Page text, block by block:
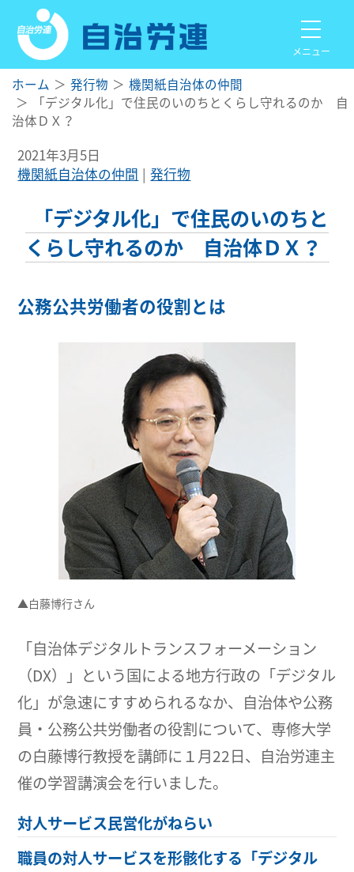
メニュー
ホーム 発行物
機関紙自治体の仲間
「デジタル化」で住民のいのちとくらし守れるのか 自
治体ＤＸ？
2021年3月5日
機関紙自治体の仲間
発行物
「デジタル化」で住民のいのちと
くらし守れるのか 自治体ＤＸ？
公務公共労働者の役割とは
▲白藤博行さん
「自治体デジタルトランスフォーメーション
（DX）」という国による地方行政の「デジタル
化」が急速にすすめられるなか、自治体や公務
員・公務公共労働者の役割について、専修大学
の白藤博行教授を講師に１月22日、自治労連主
催の学習講演会を行いました。
対人サービス民営化がねらい
職員の対人サービスを形骸化する「デジタル